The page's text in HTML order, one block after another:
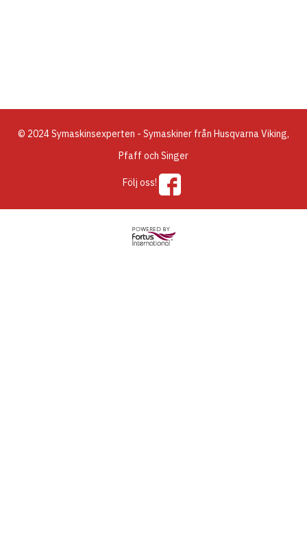
© 2024 Symaskinsexperten - Symaskiner från Husqvarna Viking,
Pfaff och Singer
Följ oss!